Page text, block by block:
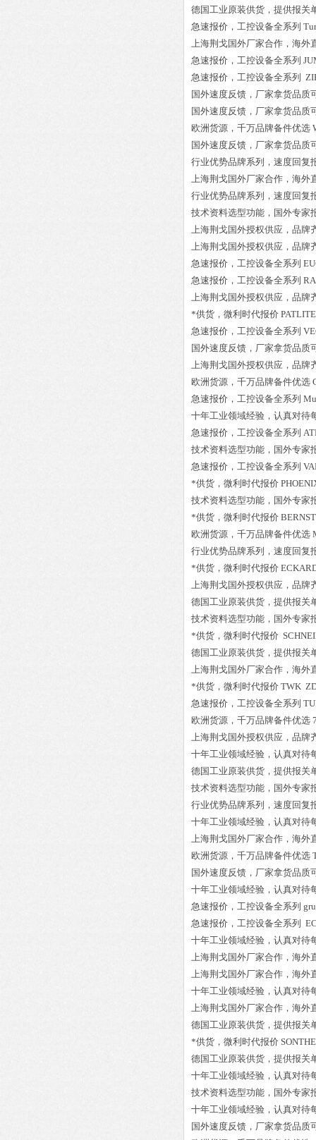
德国工业原装供货，提供报关
急速报价，工控设备全系列
上海荆戈国外厂家合作，海外
急速报价，工控设备全系列
急速报价，工控设备全系列
国外速度反馈，厂家拿货品质
国外速度反馈，厂家拿货品质
欧洲货源，千万品牌备件优选
国外速度反馈，厂家拿货品质
行业优势品牌系列，速度回复
上海荆戈国外厂家合作，海外
行业优势品牌系列，速度回复
技术资料选型功能，国外专家
上海荆戈国外授权供应，品牌
上海荆戈国外授权供应，品牌
急速报价，工控设备全系列
急速报价，工控设备全系列
上海荆戈国外授权供应，品牌
*供货，微利时代报价
急速报价，工控设备全系列
国外速度反馈，厂家拿货品质
上海荆戈国外授权供应，品牌
欧洲货源，千万品牌备件优选
急速报价，工控设备全系列
十年工业领域经验，认真对待
急速报价，工控设备全系列
技术资料选型功能，国外专家
急速报价，工控设备全系列
*供货，微利时代报价
技术资料选型功能，国外专家
*供货，微利时代报价
欧洲货源，千万品牌备件优选
行业优势品牌系列，速度回复
*供货，微利时代报价
上海荆戈国外授权供应，品牌
德国工业原装供货，提供报关
技术资料选型功能，国外专家
*供货，微利时代报价
德国工业原装供货，提供报关
上海荆戈国外厂家合作，海外
*供货，微利时代报价 TWK
急速报价，工控设备全系列
欧洲货源，千万品牌备件优选
上海荆戈国外授权供应，品牌
十年工业领域经验，认真对待
德国工业原装供货，提供报关
技术资料选型功能，国外专家
行业优势品牌系列，速度回复
十年工业领域经验，认真对待
上海荆戈国外厂家合作，海外
欧洲货源，千万品牌备件优选
国外速度反馈，厂家拿货品质
十年工业领域经验，认真对待
急速报价，工控设备全系列
急速报价，工控设备全系列
十年工业领域经验，认真对待
上海荆戈国外厂家合作，海外
上海荆戈国外厂家合作，海外
十年工业领域经验，认真对待
上海荆戈国外厂家合作，海外
德国工业原装供货，提供报关
*供货，微利时代报价
德国工业原装供货，提供报关
十年工业领域经验，认真对待
技术资料选型功能，国外专家
十年工业领域经验，认真对待
国外速度反馈，厂家拿货品质